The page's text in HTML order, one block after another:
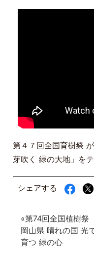
第４７回全国育樹祭
芽吹く 緑の大地」を
シェアする
«第74回全国植樹祭
岡山県 晴れの国 光
育つ 緑の心